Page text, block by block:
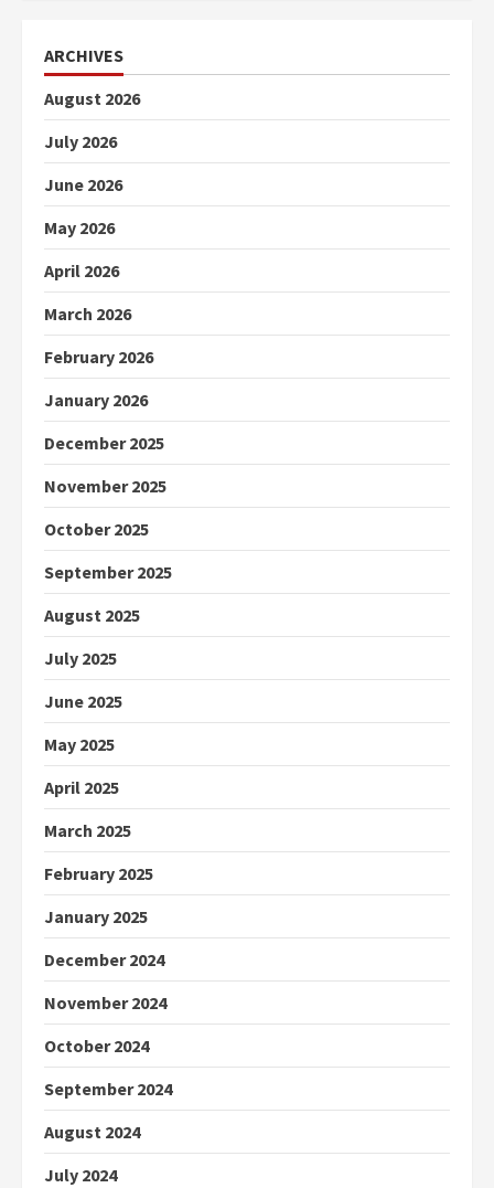
ARCHIVES
August 2026
July 2026
June 2026
May 2026
April 2026
March 2026
February 2026
January 2026
December 2025
November 2025
October 2025
September 2025
August 2025
July 2025
June 2025
May 2025
April 2025
March 2025
February 2025
January 2025
December 2024
November 2024
October 2024
September 2024
August 2024
July 2024